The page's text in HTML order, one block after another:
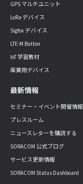
GPS マルチユニット
LoRa デバイス
Sigfox デバイス
LTE-M Button
IoT 学習教材
産業用デバイス
最新情報
セミナー・イベント開催情報
プレスルーム
ニュースレターを購読する
SORACOM 公式ブログ
サービス更新情報
SORACOM Status Dashboard